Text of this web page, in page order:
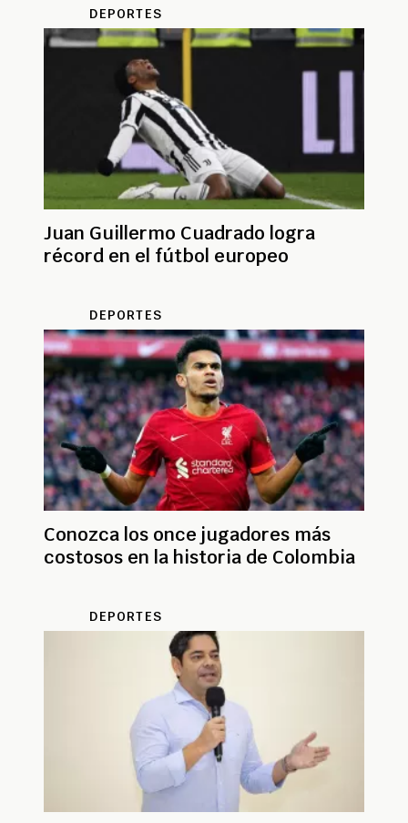
DEPORTES
Juan Guillermo Cuadrado logra
récord en el fútbol europeo
DEPORTES
Conozca los once jugadores más
costosos en la historia de Colombia
DEPORTES